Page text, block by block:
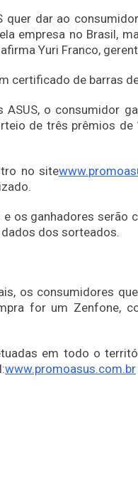
quer dar ao
empresa no Brasil,
Yuri Franco,
certificado de barras
o consumidor
de três prêmios
no site
os ganhadores
dos sorteados.
os consumidores
for um Zenfone,
em todo o
www.promoasus.com.br